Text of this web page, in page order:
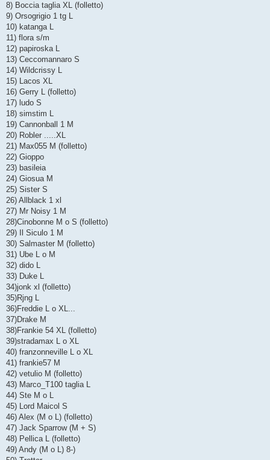
8) Boccia taglia XL (folletto)
9) Orsogrigio 1 tg L
10) katanga L
11) flora s/m
12) papiroska L
13) Ceccomannaro S
14) Wildcrissy L
15) Lacos XL
16) Gerry L (folletto)
17) ludo S
18) simstim L
19) Cannonball 1 M
20) Robler .....XL
21) Max055 M (folletto)
22) Gioppo
23) basileia
24) Giosua M
25) Sister S
26) Allblack 1 xl
27) Mr Noisy 1 M
28)Cinobonne M o S (folletto)
29) Il Siculo 1 M
30) Salmaster M (folletto)
31) Ube L o M
32) dido L
33) Duke L
34)jonk xl (folletto)
35)Rjng L
36)Freddie L o XL...
37)Drake M
38)Frankie 54 XL (folletto)
39)stradamax L o XL
40) franzonneville L o XL
41) frankie57 M
42) vetulio M (folletto)
43) Marco_T100 taglia L
44) Ste M o L
45) Lord Maicol S
46) Alex (M o L) (folletto)
47) Jack Sparrow (M + S)
48) Pellica L (folletto)
49) Andy (M o L) 8-)